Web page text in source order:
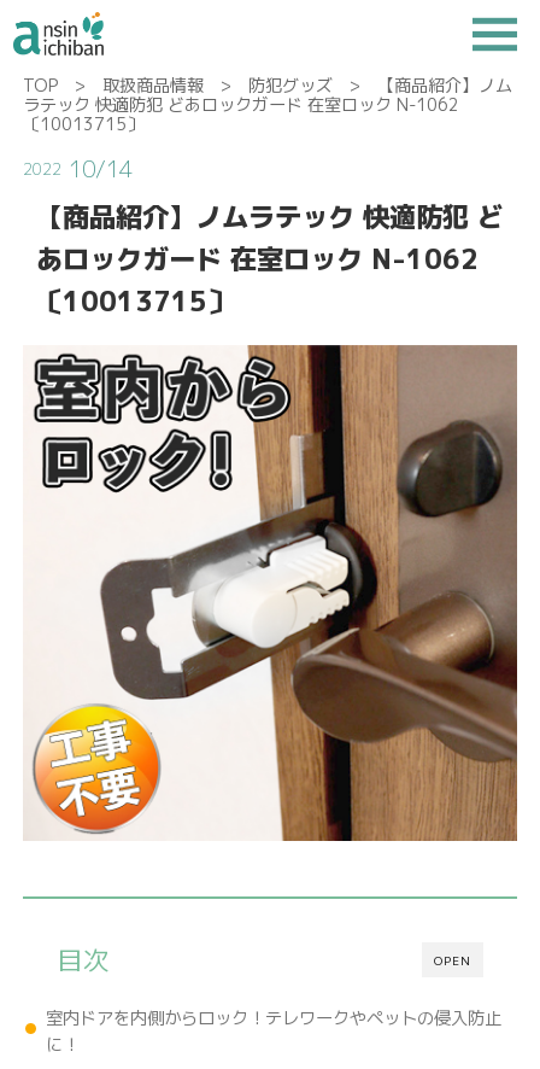
TOP> 取扱商品情報> 防犯グッズ> 【商品紹介】ノム
ラテック 快適防犯 どあロックガード 在室ロック N-1062
〔10013715〕
2022 10/14
【商品紹介】ノムラテック 快適防犯 ど
あロックガード 在室ロック N-1062
〔10013715〕
OPEN
目次
室内ドアを内側からロック！テレワークやペットの侵入防止
に！